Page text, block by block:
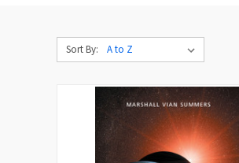
Sort By: